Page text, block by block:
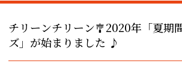
チリーンチリーン🎐2020年「夏期
ズ」が始まりました ♪